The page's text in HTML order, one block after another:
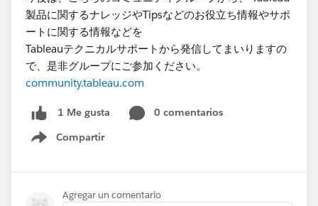
製品に関するナレッジやTipsなどのお役立ち情報やサポ
ートに関する情報などを
Tableauテクニカルサポートから発信してまいりますの
で、是非グループにご参加ください。
community.tableau.com
1 Me gusta
0 comentarios
Compartir
Show menu
Agregar un comentario